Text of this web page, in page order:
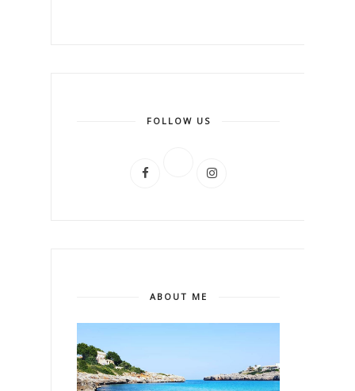
FOLLOW US
ABOUT ME